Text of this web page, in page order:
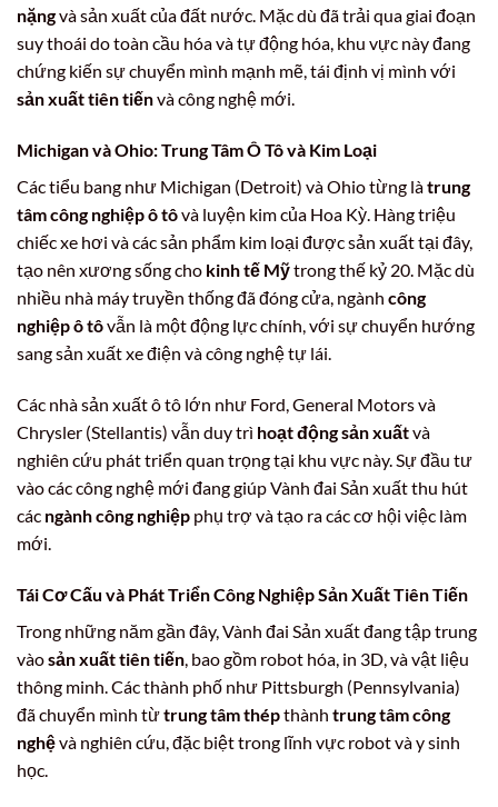
nặngvà sản xuất của đất nước. Mặc dù đã trải qua giai đoạn
suy thoái do toàn cầu hóa và tự động hóa, khu vực này đang
chứng kiến sự chuyển mình mạnh mẽ, tái định vị mình với
sản xuất tiên tiếnvà công nghệ mới.
Michigan và Ohio:Trung Tâm Ô Tôvà Kim Loại
Các tiểu bang như Michigan (Detroit) và Ohio từng làtrung
tâm công nghiệp ô tôvà luyện kim của Hoa Kỳ. Hàng triệu
chiếc xe hơi và các sản phẩm kim loại được sản xuất tại đây,
tạo nên xương sống cho kinh tế Mỹtrong thế kỷ 20. Mặc dù
nhiều nhà máy truyền thống đã đóng cửa, ngành công
nghiệp ô tôvẫn là một động lực chính, với sự chuyển hướng
sang sản xuất xe điện và công nghệ tự lái.
Các nhà sản xuất ô tô lớn như Ford, General Motors và
Chrysler (Stellantis) vẫn duy trì hoạt động sản xuấtvà
nghiên cứu phát triển quan trọng tại khu vực này. Sự đầu tư
vào các công nghệ mới đang giúp Vành đai Sản xuất thu hút
các ngành công nghiệp phụ trợ và tạo ra các cơ hội việc làm
mới.
Tái Cơ Cấu và Phát TriểnCông Nghiệp Sản Xuất Tiên Tiến
Trong những năm gần đây, Vành đai Sản xuất đang tập trung
vàosản xuất tiên tiến , bao gồm robot hóa, in 3D, và vật liệu
thông minh. Các thành phố như Pittsburgh (Pennsylvania)
đã chuyển mình từtrung tâm thépthành trung tâm công
nghệvà nghiên cứu, đặc biệt trong lĩnh vực robot và y sinh
học.